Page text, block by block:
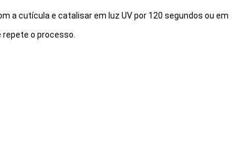
a cutícula e catalisar em luz UV por 120 segundos ou em
repete o processo.